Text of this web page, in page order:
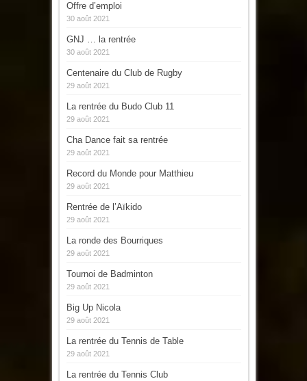
Offre d’emploi
30 août 2021
GNJ … la rentrée
30 août 2021
Centenaire du Club de Rugby
29 août 2021
La rentrée du Budo Club 11
29 août 2021
Cha Dance fait sa rentrée
29 août 2021
Record du Monde pour Matthieu
29 août 2021
Rentrée de l’Aïkido
29 août 2021
La ronde des Bourriques
29 août 2021
Tournoi de Badminton
29 août 2021
Big Up Nicola
29 août 2021
La rentrée du Tennis de Table
29 août 2021
La rentrée du Tennis Club